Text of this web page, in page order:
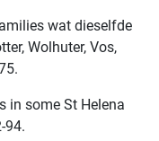
wat dieselfde
Wolhuter, Vos,
in some St Helena
94.